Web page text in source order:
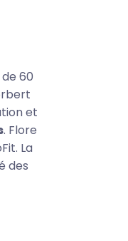
60
et
. Flore
La
des